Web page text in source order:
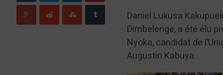
Daniel Lukusa
Dimbelenge, a été élu
Nyoka, candidat de
Augustin Kabuya.